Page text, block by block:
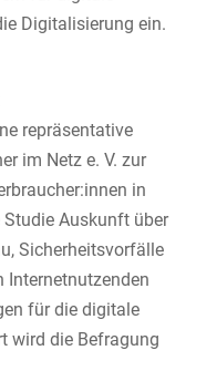
Digitalisierung ein.
repräsentative
im Netz e. V. zur
in
Auskunft über
Sicherheitsvorfälle
Internetnutzenden
für die digitale
wird die Befragung